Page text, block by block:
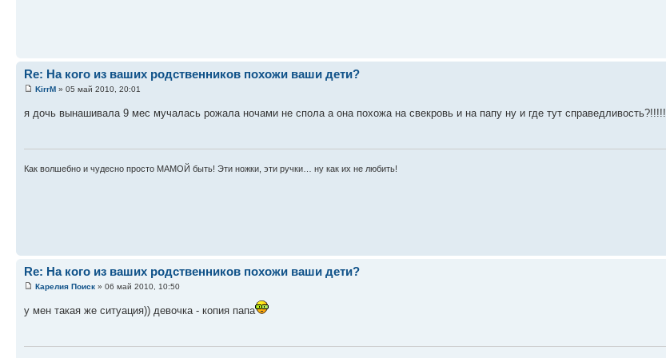
Re: На кого из ваших родственников похожи ваши дети?
KirrM » 05 май 2010, 20:01
я дочь вынашивала 9 мес мучалась рожала ночами не спола а она похожа на свекровь и на папу ну и где тут справедливость?!!!!!
Как волшебно и чудесно просто МАМОЙ быть! Эти ножки, эти ручки… ну как их не любить!
Re: На кого из ваших родственников похожи ваши дети?
Карелия Поиск » 06 май 2010, 10:50
у мен такая же ситуация)) девочка - копия папа